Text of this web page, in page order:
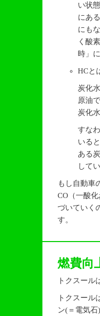
い状
にあ
にも
く酸
時」
HCと
炭化
原油
炭化
すな
いる
ある
して
もし自動車
CO（一酸
づいていく
す。
燃費向
トクスール
トクスール
ン(＝電気